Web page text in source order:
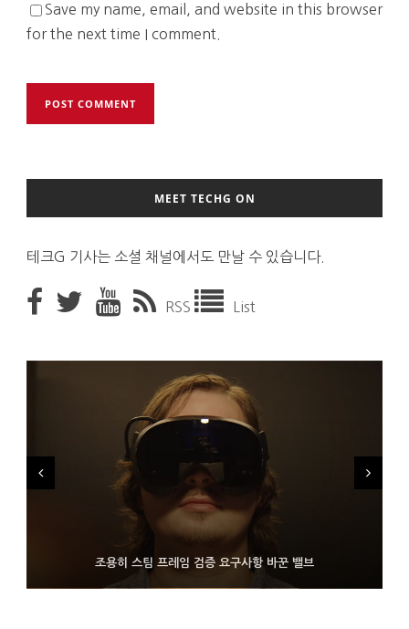
Save my name, email, and website in this browser
for the next time I comment.
MEET TECHG ON
테크G 기사는 소셜 채널에서도 만날 수 있습니다.
RSS List
조용히 스팀 프레임 검증 요구사항 바꾼 밸브
9월 4일부터 서비스 접는 안드로이드 장치용 구글 어시스턴트
보인 삼성전자